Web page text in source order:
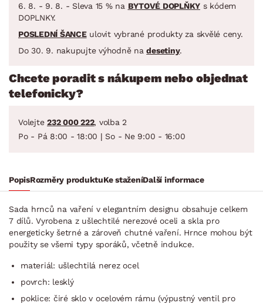
6. 8. - 9. 8. - Sleva 15 % na BYTOVÉ DOPLŇKY s kódem
DOPLNKY.
POSLEDNÍ ŠANCEulovit vybrané produkty za skvělé ceny.
Do 30. 9. nakupujte výhodně nadesetiny.
Chcete poradit s nákupem nebo objednat
telefonicky?
Volejte 232 000 222, volba 2
Po - Pá 8:00 - 18:00 | So - Ne 9:00 - 16:00
PopisRozměry produktuKe staženíDalší informace
Sada hrnců na vaření v elegantním designu obsahuje celkem
7 dílů. Vyrobena z ušlechtilé nerezové oceli a skla pro
energeticky šetrné a zároveň chutné vaření. Hrnce mohou být
použity se všemi typy sporáků, včetně indukce.
materiál: ušlechtilá nerez ocel
povrch: lesklý
poklice: čiré sklo v ocelovém rámu (výpustný ventil pro